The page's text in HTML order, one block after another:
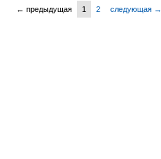
← предыдущая 1 2 следующая →